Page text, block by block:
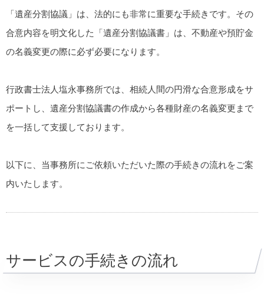
「遺産分割協議」は、法的にも非常に重要な手続きです。その
合意内容を明文化した「遺産分割協議書」は、不動産や預貯金
の名義変更の際に必ず必要になります。
行政書士法人塩永事務所では、相続人間の円滑な合意形成をサ
ポートし、遺産分割協議書の作成から各種財産の名義変更まで
を一括して支援しております。
以下に、当事務所にご依頼いただいた際の手続きの流れをご案
内いたします。
サービスの手続きの流れ